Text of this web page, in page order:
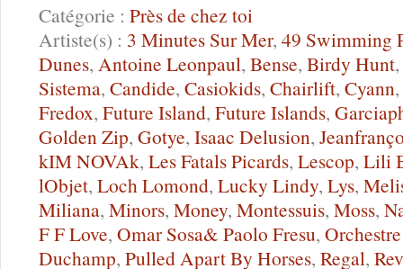
Catégorie : Près de chez toi
Artiste(s) : 3 Minutes Sur Mer, 49 Swimming
Dunes, Antoine Leonpaul, Bense, Birdy Hunt,
Sistema, Candide, Casiokids, Chairlift, Cyann,
Fredox, Future Island, Future Islands,
Golden Zip, Gotye, Isaac Delusion,
kIM NOVAk, Les Fatals Picards, Lescop, Lili
lObjet, Loch Lomond, Lucky Lindy, Lys,
Miliana, Minors, Money, Montessuis, Moss,
F F Love, Omar Sosa& Paolo Fresu,
Duchamp, Pulled Apart By Horses, Regal,